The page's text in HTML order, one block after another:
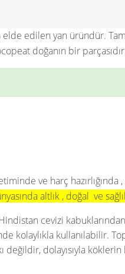
elde edilen yan üründür.
doğanın bir
ve harç hazırlığında ,
altlık , doğal ve
cevizi
kolaylıkla kullanılabilir.
dolayısıyla köklerin